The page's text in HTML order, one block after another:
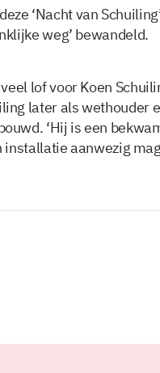
‘Nacht van
weg’ bewandeld.
lof voor Koen
later als wethouder
‘Hij is een
aanwezig